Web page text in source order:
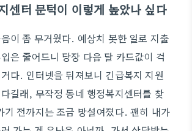
센터 문턱이 이렇게 높았나 싶다
이 좀 무거웠다. 예상치 못한 일로 지출
은 줄어드니 당장 다음 달 카드값이 걱
다. 인터넷을 뒤져보니 긴급복지 지원
길래, 무작정 동네 행정복지센터를 찾
기 전까지는 조금 망설여졌다. 괜히 내가